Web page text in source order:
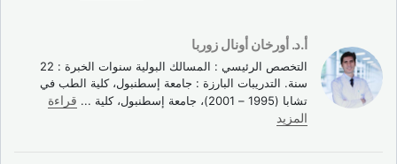
أ.د. أورخان أونال زوربا
التخصص الرئيسي : المسالك البولية سنوات الخبرة : 22
سنة. التدريبات البارزة : جامعة إسطنبول، كلية الطب في
تشابا (1995 – 2001)، جامعة إسطنبول، كلية
... قراءة
المزيد